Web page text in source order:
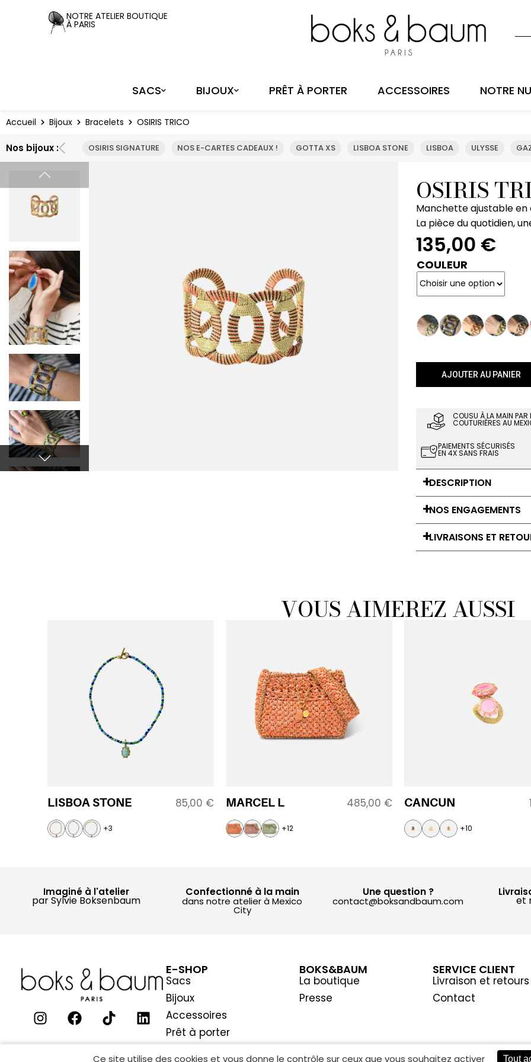
NOTRE ATELIER BOUTIQUE
À PARIS
SACS BIJOUX PRÊT À PORTER ACCESSOIRES NOTRE
Accueil Bijoux Bracelets OSIRIS TRICO
Nos bijoux : OSIRIS SIGNATURE NOS E-CARTES CADEAUX ! GOTTA XS LISBOA STONE LISBOA ULYSSE
OSIRIS
Manchette ajustable en
La pièce du quotidien,
135,00 €
COULEUR
AJOUTER AU PANIER
COUSU À LA MAIN PAR
COUTURIÈRES AU
PAIEMENTS SÉCURISÉS
EN 4X SANS FRAIS
DESCRIPTION
NOS ENGAGEMENTS
LIVRAISONS ET
VOUS AIMEREZ AUSSI
LISBOA STONE 85,00 €
+3
MARCEL L 485,00 €
+12
CANCUN
+10
Imaginé à l'atelier
par Sylvie Boksenbaum
Confectionné à la main
dans notre atelier à Mexico
City
Une question ?
contact@boksandbaum.com et
E-SHOP
Sacs
Bijoux
Accessoires
Prêt à porter
BOKS&BAUM
La boutique
Presse
SERVICE CLIENT
Livraison et retours
Contact
Panneau de gestion des cookies
Ce site utilise des cookies et vous donne le contrôle sur ceux que vous souhaitez activer Tout